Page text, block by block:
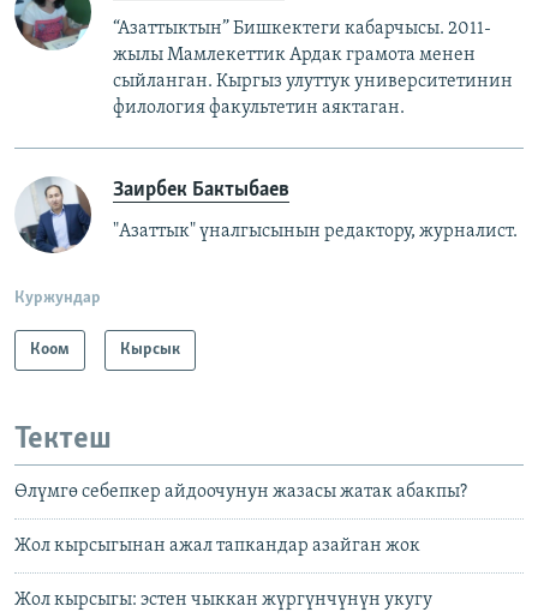
“Азаттыктын” Бишкектеги кабарчысы. 2011-
жылы Мамлекеттик Ардак грамота менен
сыйланган. Кыргыз улуттук университетинин
филология факультетин аяктаган.
Заирбек Бактыбаев
"Азаттык" үналгысынын редактору, журналист.
Куржундар
Коом Кырсык
Тектеш
Өлүмгө себепкер айдоочунун жазасы жатак абакпы?
Жол кырсыгынан ажал тапкандар азайган жок
Жол кырсыгы: эстен чыккан жүргүнчүнүн укугу